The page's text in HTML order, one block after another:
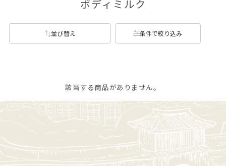
ボディミルク
並び替え 条件で絞り込み
該当する商品がありません。